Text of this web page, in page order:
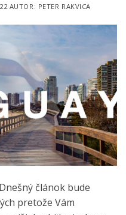
AUTOR: PETER RAKVICA
článok bude
pretože Vám